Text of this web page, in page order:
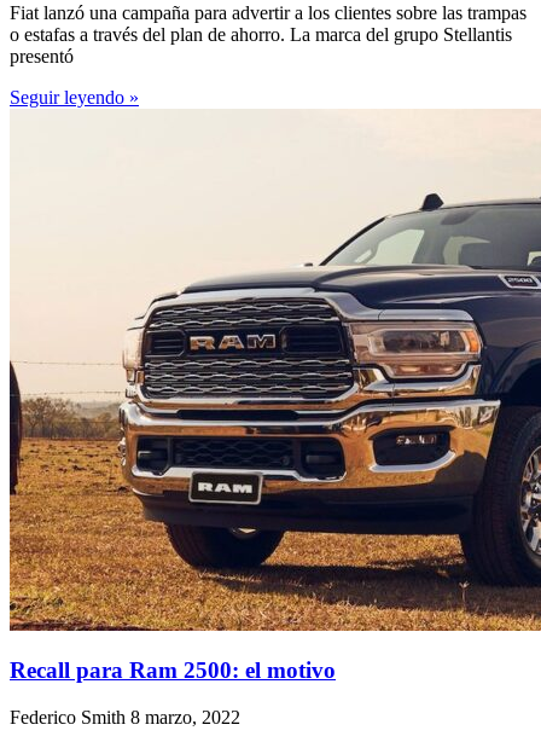
Fiat lanzó una campaña para advertir a los clientes sobre las trampas
o estafas a través del plan de ahorro. La marca del grupo Stellantis
presentó
Seguir leyendo »
Recall para Ram 2500: el motivo
Federico Smith 8 marzo, 2022